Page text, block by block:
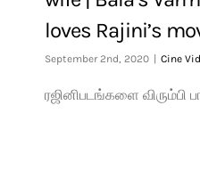
loves Rajini’s
September 2nd, 2020 Cine
ரஜினிபடங்களை விரும்பி